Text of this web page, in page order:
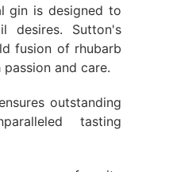
gin is designed to
desires. Sutton's
fusion of rhubarb
and care.
outstanding
tasting